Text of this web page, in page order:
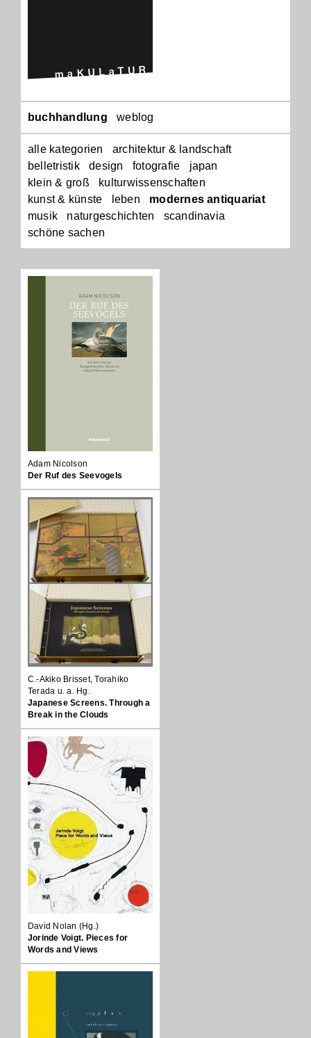
Navigation
buchhandlung weblog
alle kategorien
architektur & landschaft
belletristik
design fotografie
japan
klein & groß
kulturwissenschaften
kunst & künste
leben
modernes antiquariat
musik
naturgeschichten
scandinavia
schöne sachen
Adam Nicolson
Der Ruf des Seevogels
C.-Akiko Brisset, Torahiko
Terada u. a. Hg.
Japanese Screens. Through a
Break in the Clouds
David Nolan (Hg.)
Jorinde Voigt. Pieces for
Words and Views